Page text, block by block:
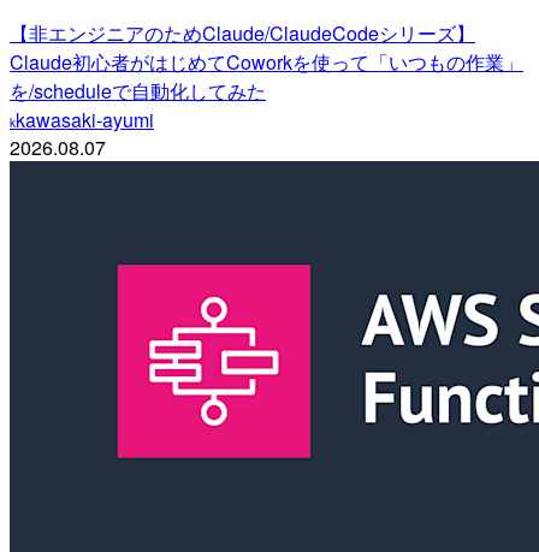
【非エンジニアのためClaude/ClaudeCodeシリーズ】
Claude初心者がはじめてCoworkを使って「いつもの作業」
を/scheduleで自動化してみた
kkawasaki-ayumi
2026.08.07